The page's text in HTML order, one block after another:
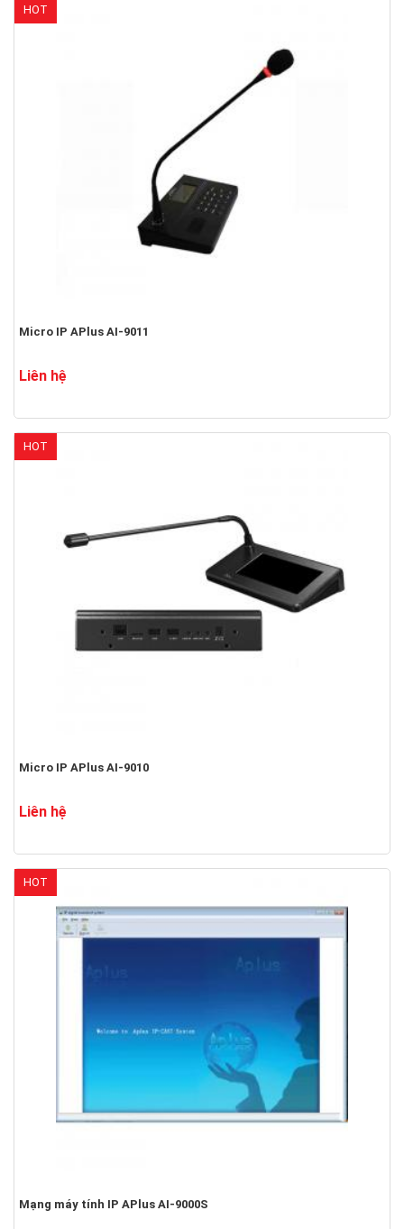
HOT
Micro IP APlus AI-9011
Liên hệ
HOT
Micro IP APlus AI-9010
Liên hệ
HOT
Mạng máy tính IP APlus AI-9000S